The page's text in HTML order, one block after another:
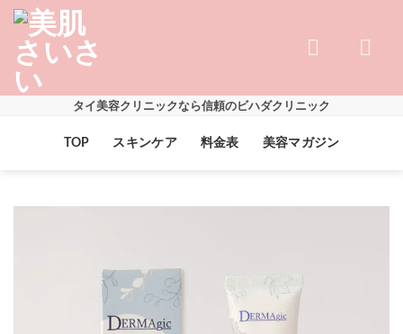
Skip
content
タイ美容クリニックなら信頼のビハダクリニック
TOP スキンケア 料金表 美容マガジン